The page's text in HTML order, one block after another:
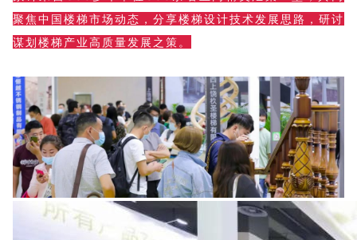
聚焦中国楼梯市场动态，分享楼梯设计技术发展思路，研讨
谋划楼梯产业高质量发展之策。